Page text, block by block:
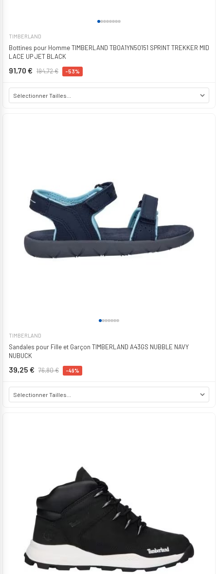
TIMBERLAND
Bottines pour Homme TIMBERLAND TB0A1YN50151 SPRINT TREKKER MID
LACE UP JET BLACK
91,70 € 194,72 € -53%
TIMBERLAND
Sandales pour Fille et Garçon TIMBERLAND A43GS NUBBLE NAVY
NUBUCK
39,25 € 76,80 € -49%